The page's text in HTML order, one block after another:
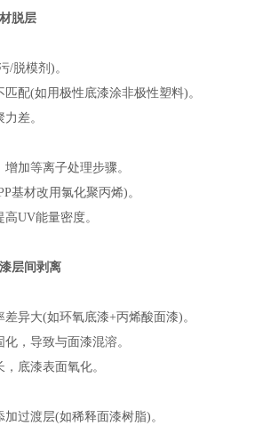
脱层
模剂)。
(如用极性底漆涂非极性塑料)。
差。
加等离子处理步骤。
材改用氯化聚丙烯)。
UV能量密度。
层间剥离
大(如环氧底漆+丙烯酸面漆)。
，导致与面漆混溶。
底漆表面氧化。
过渡层(如稀释面漆树脂)。